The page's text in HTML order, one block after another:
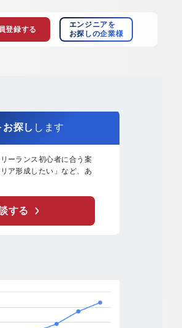
登録する
エンジニアを
お探しの企業様
お探し します
ーランス初心者に合う案
ア形成したい」など、あ
する